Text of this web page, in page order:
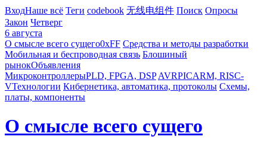
ВходНаше всё Теги codebook 无线电组件 Поиск Опросы
Закон Четверг
6 августа
О смысле всего сущего0xFF Средства и методы разработки
Мобильная и беспроводная связь Блошиный
рынокОбъявления
МикроконтроллерыPLD, FPGA, DSP AVRPICARM, RISC-
VТехнологии Кибернетика, автоматика, протоколы Схемы,
платы, компоненты
О смысле всего сущего